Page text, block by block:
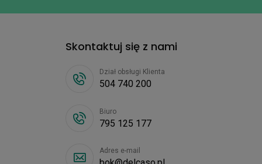
Skontaktuj się z nami
Dział obsługi Klienta
504 740 200
Biuro
795 125 177
Adres e-mail